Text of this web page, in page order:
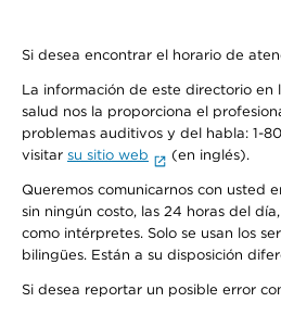
Si desea encontrar el horario de
La información de este directorio en
salud nos la proporciona el
problemas auditivos y del habla: 1-
visitar su sitio web (en inglés).
Queremos comunicarnos con usted
sin ningún costo, las 24 horas del
como intérpretes. Solo se usan los
bilingües. Están a su disposición
Si desea reportar un posible error